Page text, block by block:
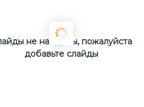
не найдены, пожалуйста
добавьте слайды